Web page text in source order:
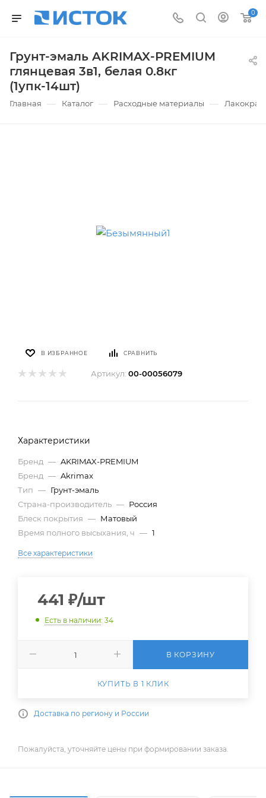
0
Грунт-эмаль AKRIMAX-РREMIUM
глянцевая 3в1, белая 0.8кг
(1упк-14шт)
Главная — Каталог — Расходные материалы —
В ИЗБРАННОЕ СРАВНИТЬ
Артикул: 00-00056079
Характеристики
Бренд — AKRIMAX-РREMIUM
Бренд — Akrimax
Тип — Грунт-эмаль
Страна-производитель — Россия
Блеск покрытия — Матовый
Время полного высыхания, ч — 1
Все характеристики
441 ₽/шт
Есть в наличии: 34
В КОРЗИНУ
КУПИТЬ В 1 КЛИК
Доставка по региону и России
Пожалуйста, уточняйте цены при формировании заказа.